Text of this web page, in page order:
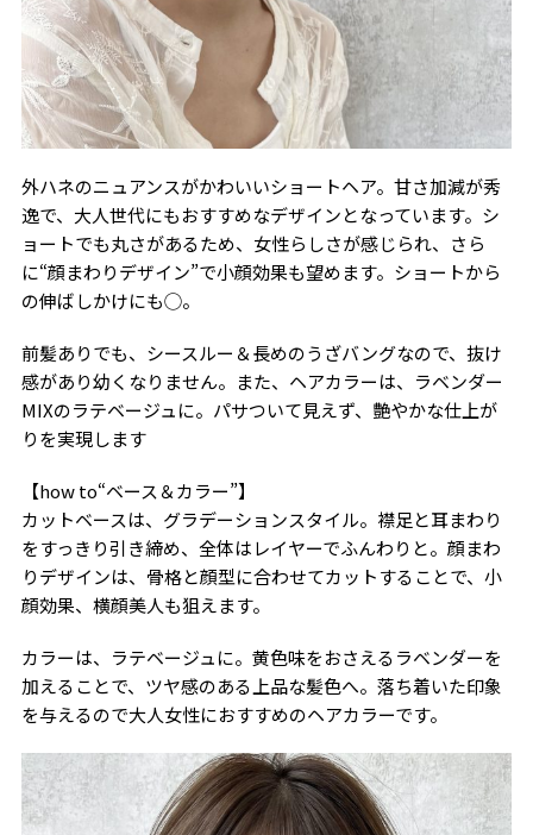
外ハネのニュアンスがかわいいショートヘア。甘さ加減が秀
逸で、大人世代にもおすすめなデザインとなっています。シ
ョートでも丸さがあるため、女性らしさが感じられ、さら
に“顔まわりデザイン”で小顔効果も望めます。ショートから
の伸ばしかけにも◯。
前髪ありでも、シースルー＆長めのうざバングなので、抜け
感があり幼くなりません。また、ヘアカラーは、ラベンダー
MIXのラテベージュに。パサついて見えず、艶やかな仕上が
りを実現します
【how to“ベース＆カラー”】
カットベースは、グラデーションスタイル。襟足と耳まわり
をすっきり引き締め、全体はレイヤーでふんわりと。顔まわ
りデザインは、骨格と顔型に合わせてカットすることで、小
顔効果、横顔美人も狙えます。
カラーは、ラテベージュに。黄色味をおさえるラベンダーを
加えることで、ツヤ感のある上品な髪色へ。落ち着いた印象
を与えるので大人女性におすすめのヘアカラーです。